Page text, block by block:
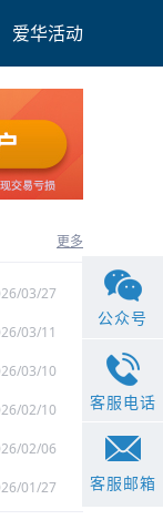
爱华活动
更多
03/27
03/11
03/10
02/10
02/06
01/27
公众号
客服电话
客服邮箱